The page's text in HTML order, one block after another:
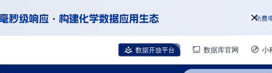
数据开放平台 数据库官网 小